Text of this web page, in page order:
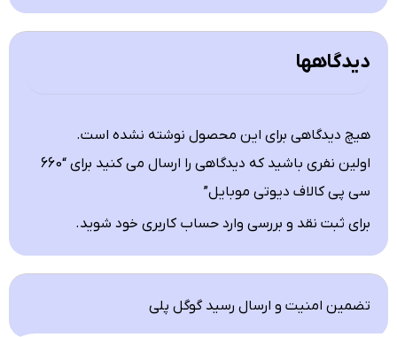
دیدگاهها
هیچ دیدگاهی برای این محصول نوشته نشده است.
اولین نفری باشید که دیدگاهی را ارسال می کنید برای “660
سی پی کالاف دیوتی موبایل”
برای ثبت نقد و بررسی وارد حساب کاربری خود شوید.
تضمین امنیت و ارسال رسید گوگل پلی